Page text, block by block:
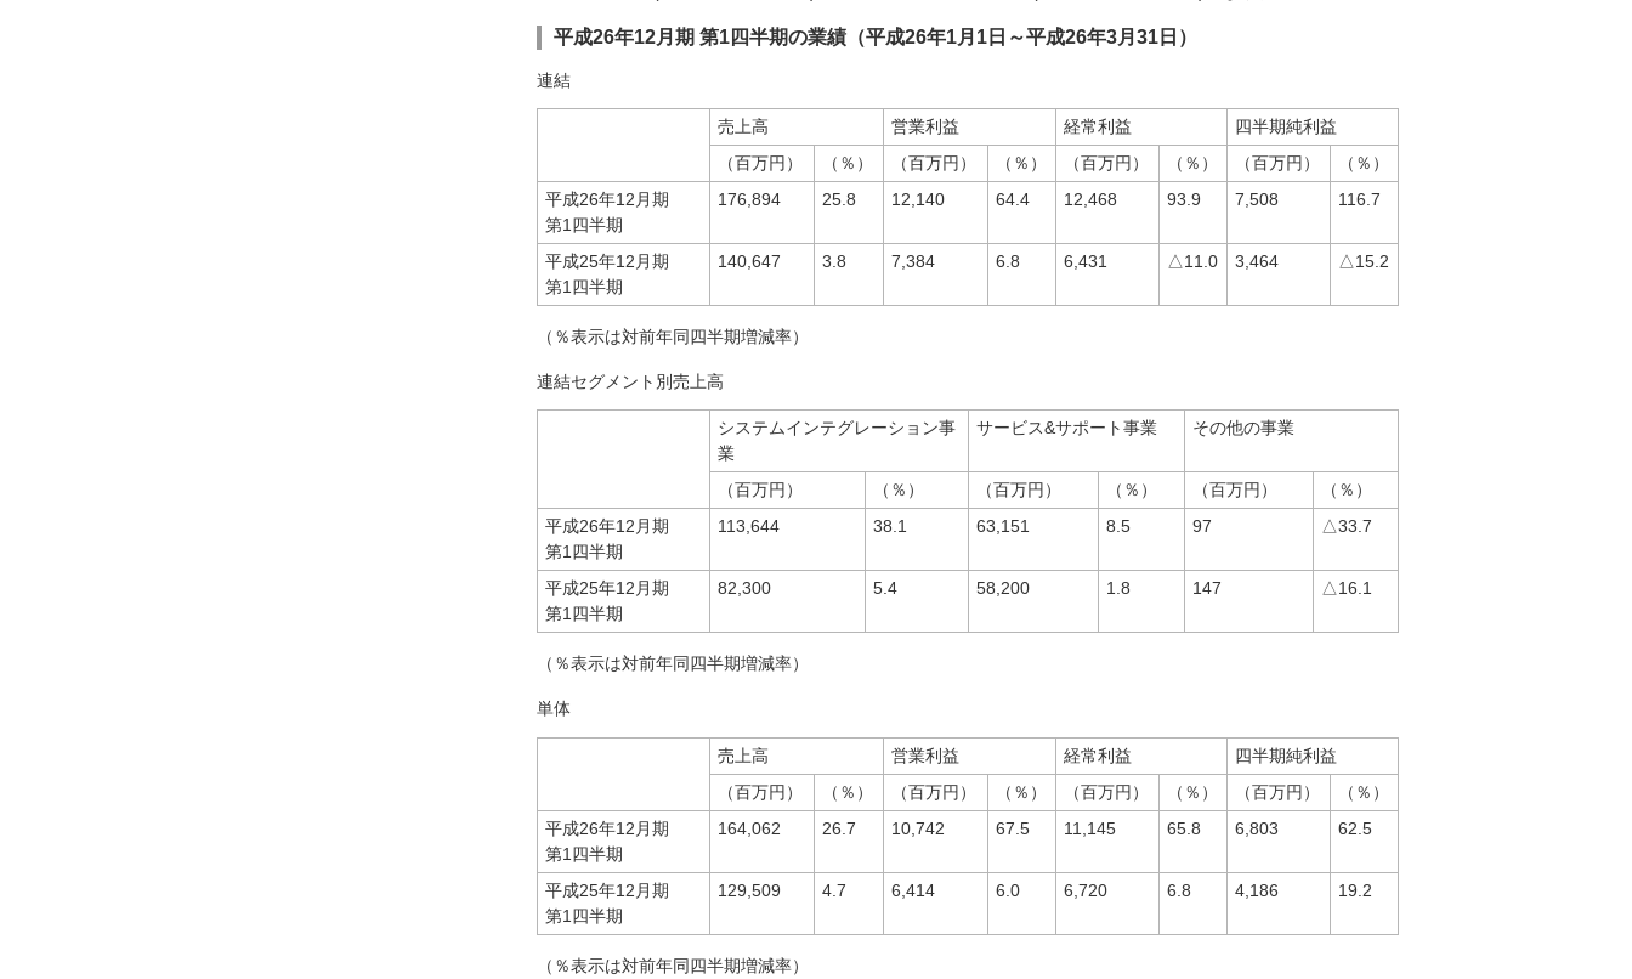
平成26年12月期 第1四半期の業績（平成26年1月1日～平成26年3月31日）
連結
売上高 営業利益 経常利益
四半期純利益
（百万円）
（％） （百万円） （％） （百万円） （％） （百万円）
（％）
平成26年12月期
第1四半期
176,894 25.8 12,140 64.4 12,468 93.9 7,508 116.7
平成25年12月期
第1四半期
140,647 3.8 7,384 6.8 6,431 △11.0 3,464 △15.2
（％表示は対前年同四半期増減率）
連結セグメント別売上高
システムインテグレーション事
業
サービス&サポート事業 その他の事業
（百万円） （％） （百万円） （％） （百万円）
（％）
平成26年12月期
第1四半期
113,644 38.1 63,151 8.5 97 △33.7
平成25年12月期
第1四半期
82,300 5.4 58,200 1.8 147 △16.1
（％表示は対前年同四半期増減率）
単体
売上高 営業利益 経常利益
四半期純利益
（百万円）
（％） （百万円） （％） （百万円） （％） （百万円）
（％）
平成26年12月期
第1四半期
164,062 26.7 10,742 67.5 11,145 65.8 6,803 62.5
平成25年12月期
第1四半期
129,509 4.7 6,414 6.0 6,720 6.8 4,186 19.2
（％表示は対前年同四半期増減率）